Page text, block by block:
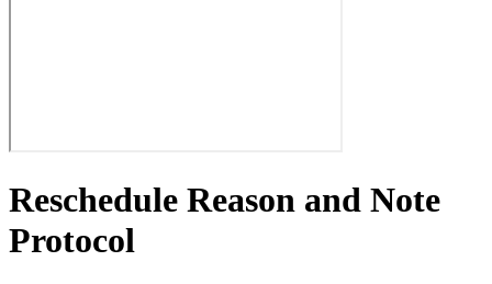
Reschedule Reason and Note
Protocol